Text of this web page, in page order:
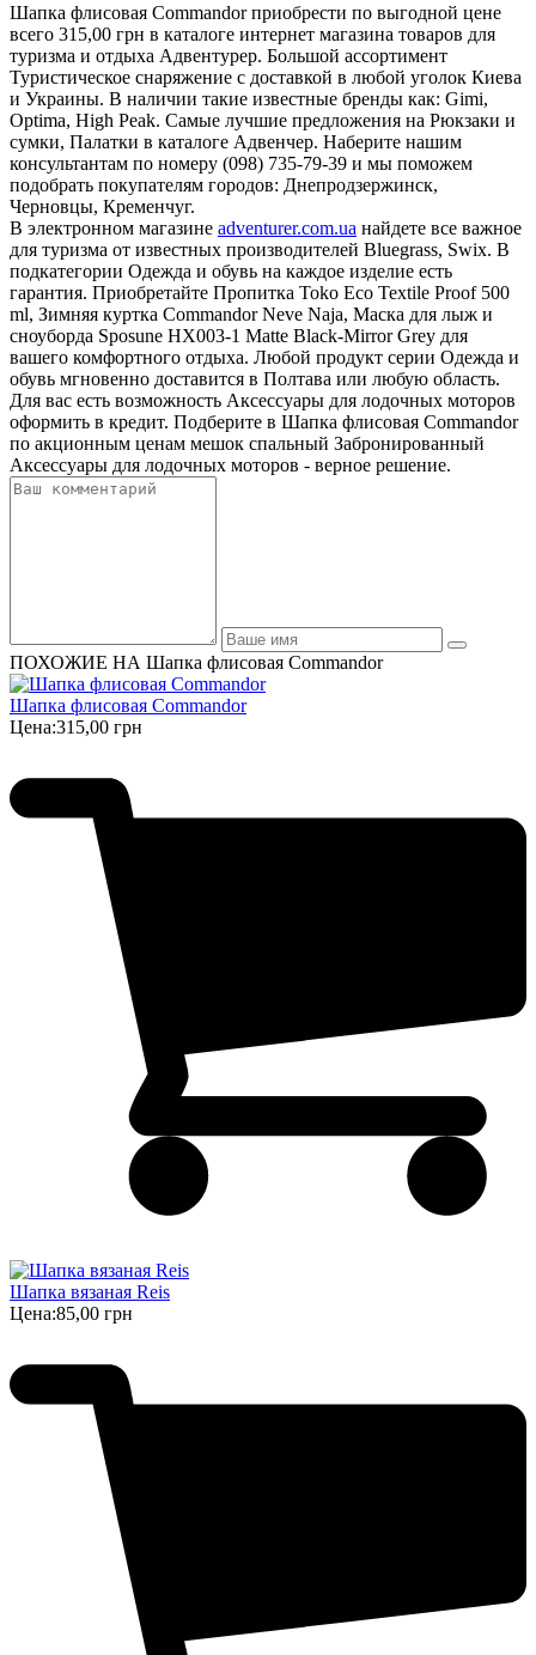
Шапка флисовая Commandor приобрести по выгодной цене
всего 315,00 грн в каталоге интернет магазина товаров для
туризма и отдыха Адвентурер. Большой ассортимент
Туристическое снаряжение с доставкой в любой уголок Киева
и Украины. В наличии такие известные бренды как: Gimi,
Optima, High Peak. Самые лучшие предложения на Рюкзаки и
сумки, Палатки в каталоге Адвенчер. Наберите нашим
консультантам по номеру (098) 735-79-39 и мы поможем
подобрать покупателям городов: Днепродзержинск,
Черновцы, Кременчуг.
В электронном магазине adventurer.com.ua найдете все важное
для туризма от известных производителей Bluegrass, Swix. В
подкатегории Одежда и обувь на каждое изделие есть
гарантия. Приобретайте Пропитка Toko Eco Textile Proof 500
ml, Зимняя куртка Commandor Neve Naja, Маска для лыж и
сноуборда Sposune HX003-1 Matte Black-Mirror Grey для
вашего комфортного отдыха. Любой продукт серии Одежда и
обувь мгновенно доставится в Полтава или любую область.
Для вас есть возможность Аксессуары для лодочных моторов
оформить в кредит. Подберите в Шапка флисовая Commandor
по акционным ценам мешок спальный Забронированный
Аксессуары для лодочных моторов - верное решение.
ПОХОЖИЕ НА Шапка флисовая Commandor
Шапка флисовая Commandor
Цена:315,00 грн
Шапка вязаная Reis
Цена:85,00 грн